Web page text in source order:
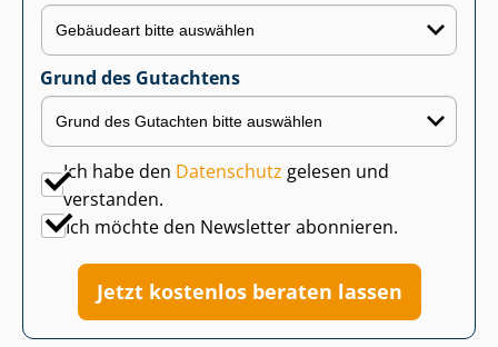
Grund des Gutachtens
Ich habe den Datenschutz gelesen und
verstanden.
Ich möchte den Newsletter abonnieren.
Jetzt kostenlos beraten lassen